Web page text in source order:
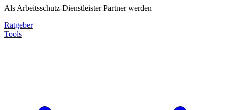
Als Arbeitsschutz-Dienstleister Partner werden
Ratgeber
Tools